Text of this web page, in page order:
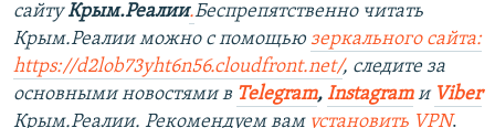
сайтуКрым.Реалии.Беспрепятственно читать
Крым.Реалии можно с помощью зеркального сайта:
https://d2lob73yht6n56.cloudfront.net/, следите за
основными новостями в Telegram, Instagramи Viber
Крым.Реалии. Рекомендуем вам установить VPN.